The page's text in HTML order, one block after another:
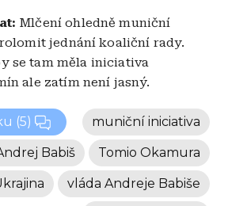
Mlčení ohledně muniční
jednání koaliční rady.
se tam měla iniciativa
ale zatím není jasný.
(5) muniční iniciativa
Tomio Okamura
Babiš
vláda Andreje Babiše